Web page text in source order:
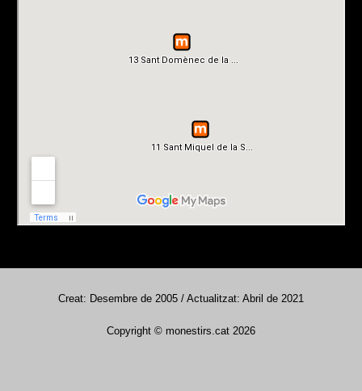
Creat: Desembre de 2005 / Actualitzat: Abril de 2021